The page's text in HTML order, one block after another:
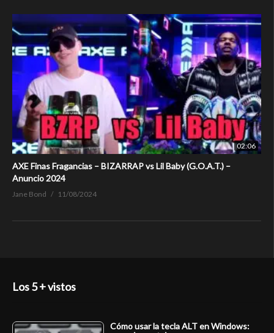
02:06
AXE Finas Fragancias – BIZARRAP vs Lil Baby (G.O.A.T.) –
Anuncio 2024
Jane Bond 11/08/2024
Los 5 + vistos
Cómo usar la tecla ALT en Windows: